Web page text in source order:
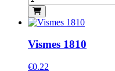
Vismes 1810
€0.22